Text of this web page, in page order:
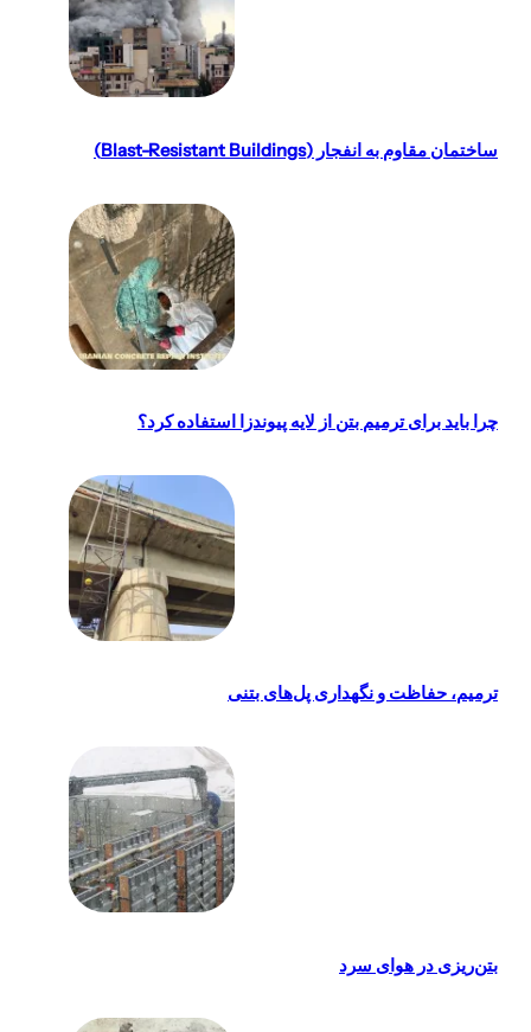
ساختمان مقاوم به انفجار (Blast-Resistant Buildings)
چرا باید برای ترمیم بتن از لایه پیوندزا استفاده کرد؟
ترمیم، حفاظت و نگهداری پل‌های بتنی
بتن‌ریزی در هوای سرد